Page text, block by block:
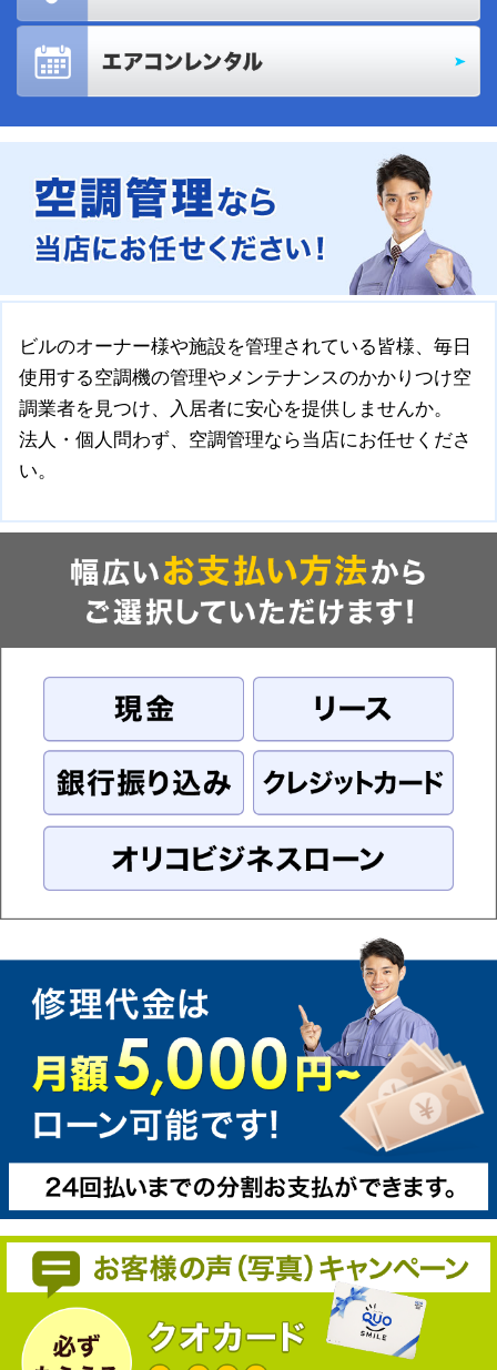
ビルのオーナー様や施設を管理されている皆様、毎日
使用する空調機の管理やメンテナンスのかかりつけ空
調業者を見つけ、入居者に安心を提供しませんか。
法人・個人問わず、空調管理なら当店にお任せくださ
い。